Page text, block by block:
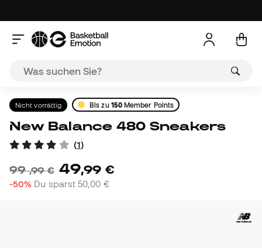
Nicht vorrättig Bis zu 150Member Points
New Balance 480 Sneakers
(1)
99,99 € 49,99 €
-50% Du sparst50,00 €